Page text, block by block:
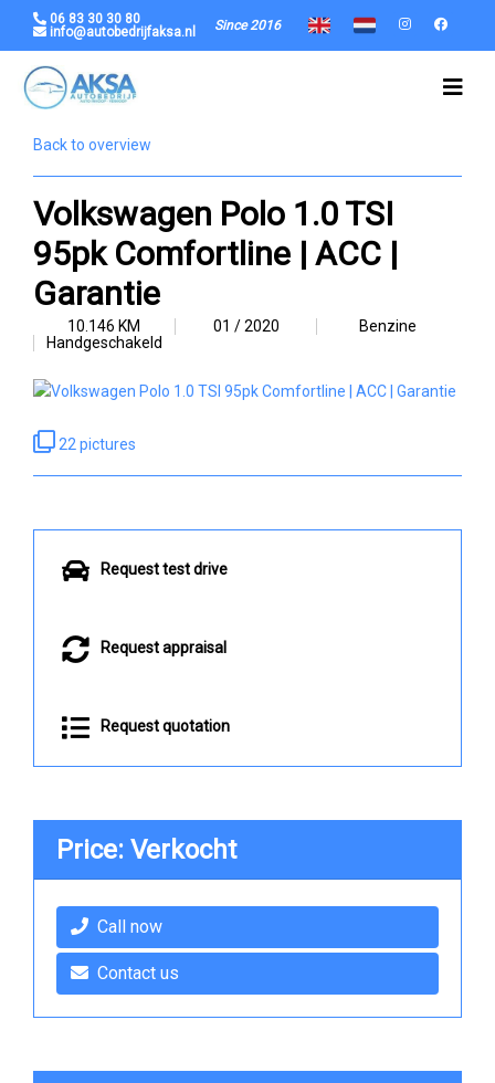
06 83 30 30 80
info@autobedrijfaksa.nl
Since 2016
Back to overview
Volkswagen Polo 1.0 TSI
95pk Comfortline | ACC |
Garantie
10.146 KM 01 / 2020
Benzine
Handgeschakeld
22 pictures
Request test drive
Request appraisal
Request quotation
Price: Verkocht
Call now
Contact us